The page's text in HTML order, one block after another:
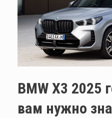
BMW X3 2025
вам нужно